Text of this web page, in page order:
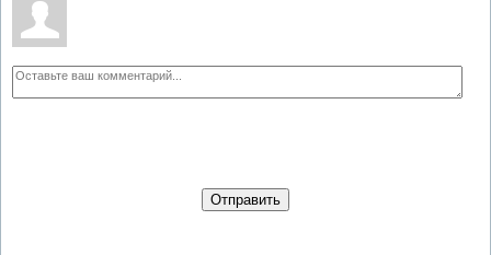
Отправить